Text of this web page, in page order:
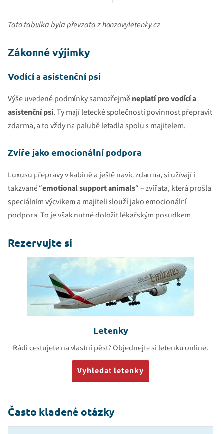
Tato tabulka byla převzata z honzovyletenky.cz
Zákonné výjimky
Vodící a asistenční psi
Výše uvedené podmínky samozřejměneplatí pro vodící a
asistenční psi. Ty mají letecké společnosti povinnost přepravit
zdarma, a to vždy na palubě letadla spolu s majitelem.
Zvíře jako emocionální podpora
Luxusu přepravy v kabině a ještě navíc zdarma, si užívají i
takzvané “emotional support animals“ – zvířata, která prošla
speciálním výcvikem a majiteli slouží jako emocionální
podpora. To je však nutné doložit lékařským posudkem.
Rezervujte si
Letenky
Rádi cestujete na vlastní pěst? Objednejte si letenku online.
Vyhledat letenky
Často kladené otázky